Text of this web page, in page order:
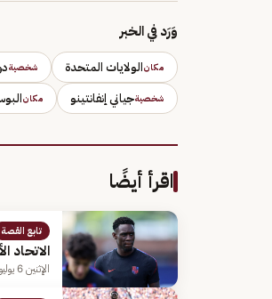
وَرَد في الخبر
مكانالولايات المتحدة شخصية
شخصيةجياني إنفانتينو مكان
اقرأ أيضًا
تابع القصة
الاتحاد
الإثنين 6 يوليو 2026